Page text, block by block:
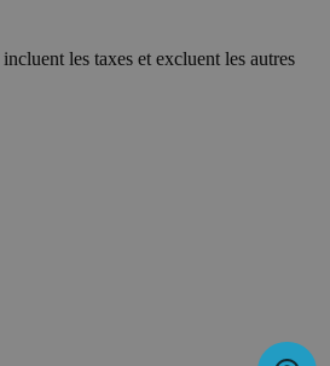
les taxes et excluent les autres